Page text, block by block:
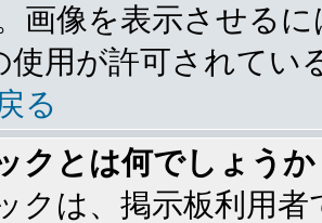
画像を表示させる
使用が許可されて
る
クとは何でしょうか
クは、掲示板利用